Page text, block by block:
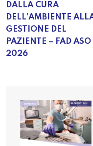
DALLA CURA
DELL’AMBIENTE
GESTIONE DEL
PAZIENTE – FAD ASO
2026